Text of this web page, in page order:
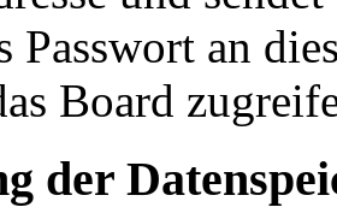
Passwort an
Board
der